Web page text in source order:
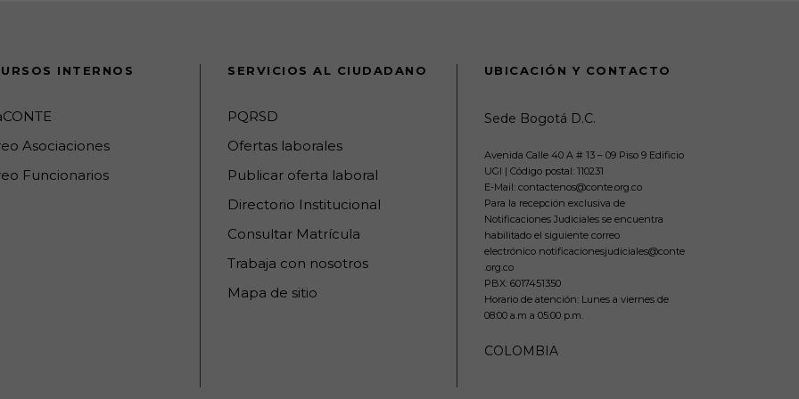
INTERNOS
Asociaciones
Funcionarios
SERVICIOS AL CIUDADANO
PQRSD
Ofertas laborales
Publicar oferta laboral
Directorio Institucional
Consultar Matrícula
Trabaja con nosotros
Mapa de sitio
UBICACIÓN Y CONTACTO
Sede Bogotá D.C.
Avenida Calle 40 A # 13 – 09 Piso 9 Edificio
UGI | Código postal: 110231
E-Mail: contactenos@conte.org.co
Para la recepción exclusiva de
Notificaciones Judiciales se encuentra
habilitado el siguiente correo
electrónico notificacionesjudiciales@conte
.org.co
PBX: 6017451350
Horario de atención: Lunes a viernes de
08:00 a.m a 05:00 p.m.
COLOMBIA